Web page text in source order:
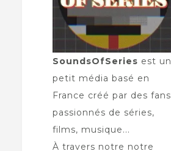
SoundsOfSeries est un
petit média basé en
France créé par des fans
passionnés de séries,
films, musique...
À travers notre notre